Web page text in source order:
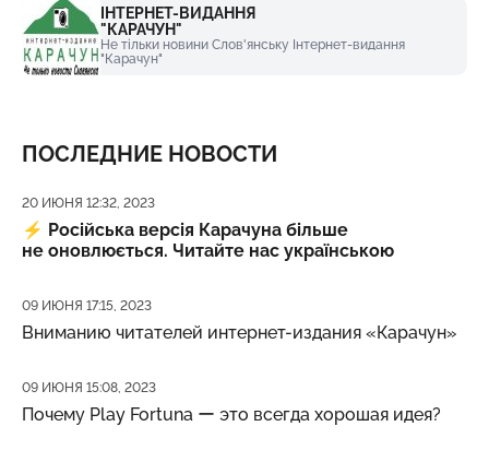
ІНТЕРНЕТ-ВИДАННЯ
"КАРАЧУН"
Не тільки новини Слов'янську Інтернет-видання
"Карачун"
ПОСЛЕДНИЕ НОВОСТИ
Дата публикации
20 ИЮНЯ 12:32, 2023
⚡️ Російська версія Карачуна більше
не оновлюється. Читайте нас українською
Дата публикации
09 ИЮНЯ 17:15, 2023
Вниманию читателей интернет-издания «Карачун»
Дата публикации
09 ИЮНЯ 15:08, 2023
Почему Play Fortuna ー это всегда хорошая идея?